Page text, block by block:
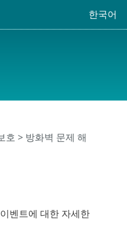
한국어
호 > 방화벽 문제 해
벤트에 대한 자세한